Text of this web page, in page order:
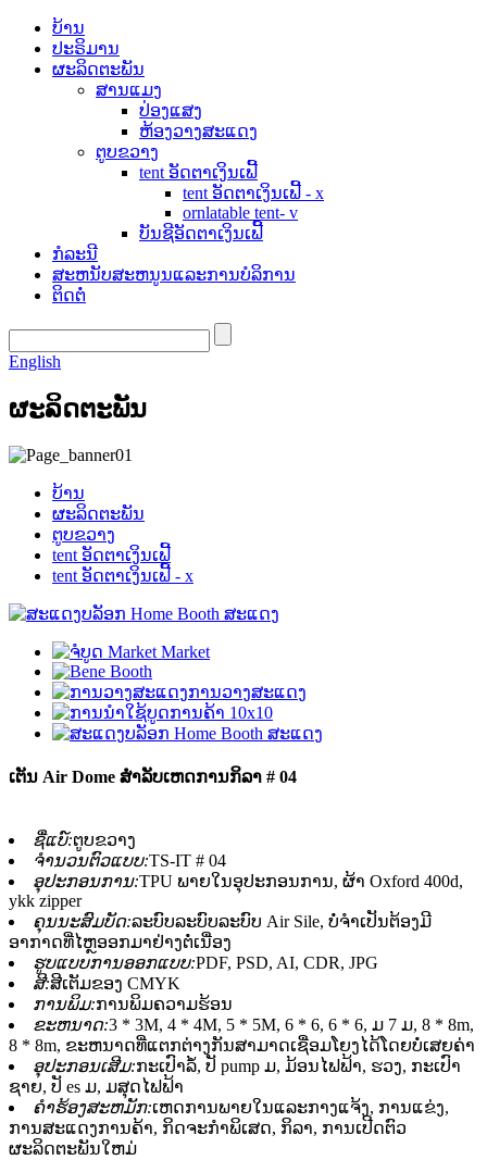
ບ້ານ
ປະຣິມານ
ຜະລິດຕະພັນ
ສານແມງ
ປ່ອງແສງ
ຫ້ອງວາງສະແດງ
ຕູບຂວາງ
tent ອັດຕາເງິນເຟີ້
tent ອັດຕາເງິນເຟີ້ - x
ornlatable tent- v
ບັນຊີອັດຕາເງິນເຟີ້
ກໍລະນີ
ສະຫນັບສະຫນູນແລະການບໍລິການ
ຕິດຕໍ່
English
ຜະລິດຕະພັນ
ບ້ານ
ຜະລິດຕະພັນ
ຕູບຂວາງ
tent ອັດຕາເງິນເຟີ້
tent ອັດຕາເງິນເຟີ້ - x
ເຕັນ Air Dome ສໍາລັບເຫດການກິລາ # 04
ຊື່ແບ໌:ຕູບຂວາງ
ຈໍານວນຕົວແບບ:TS-IT # 04
ອຸປະກອນການ:TPU ພາຍໃນອຸປະກອນການ, ຜ້າ Oxford 400d,
ykk zipper
ຄຸນນະສົມບັດ:ລະບົບລະບົບລະບົບ Air Sile, ບໍ່ຈໍາເປັນຕ້ອງມີ
ອາກາດທີ່ໄຫຼອອກມາຢ່າງຕໍ່ເນື່ອງ
ຮູບແບບການອອກແບບ:PDF, PSD, AI, CDR, JPG
ສີ:ສີເຕັມຂອງ CMYK
ການພິມ:ການພິມຄວາມຮ້ອນ
ຂະຫນາດ:3 * 3M, 4 * 4M, 5 * 5M, 6 * 6, 6 * 6, ມ 7 ມ, 8 * 8m,
8 * 8m, ຂະຫນາດທີ່ແຕກຕ່າງກັນສາມາດເຊື່ອມໂຍງໄດ້ໂດຍບໍ່ເສຍຄ່າ
ອຸປະກອນເສີມ:ກະເປົາລໍ້, ປັ pump ມ, ມ້ອນໄຟຟ້າ, ຮວງ, ກະເປົາ
ຊາຍ, ປັ es ມ, ມສຸດໄຟຟ້າ
ຄໍາຮ້ອງສະຫມັກ:ເຫດການພາຍໃນແລະກາງແຈ້ງ, ການແຂ່ງ,
ການສະແດງການຄ້າ, ກິດຈະກໍາພິເສດ, ກິລາ, ການເປີດຕົວ
ຜະລິດຕະພັນໃຫມ່